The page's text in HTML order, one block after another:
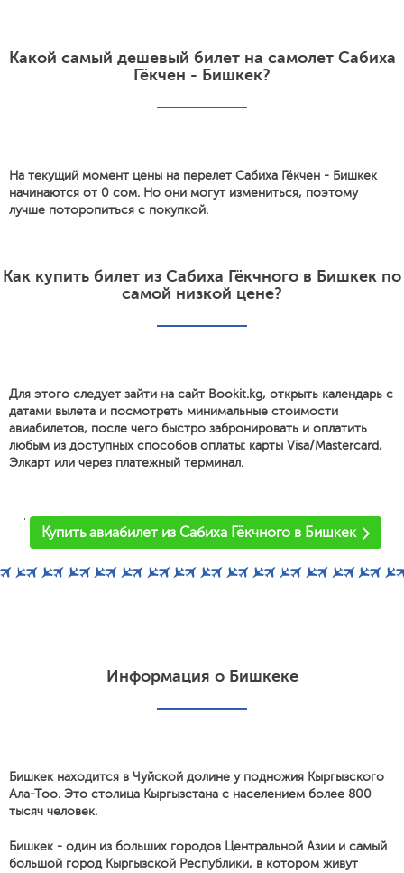
Какой самый дешевый билет на самолет Сабиха
Гёкчен - Бишкек?
На текущий момент цены на перелет Сабиха Гёкчен - Бишкек
начинаются от 0 сом. Но они могут измениться, поэтому
лучше поторопиться с покупкой.
Как купить билет из Сабиха Гёкчного в Бишкек по
самой низкой цене?
Для этого следует зайти на сайт Bookit.kg, открыть календарь с
датами вылета и посмотреть минимальные стоимости
авиабилетов, после чего быстро забронировать и оплатить
любым из доступных способов оплаты: карты Visa/Mastercard,
Элкарт или через платежный терминал.
'
Купить авиабилет из Сабиха Гёкчного в Бишкек
Информация о Бишкеке
Бишкек находится в Чуйской долине у подножия Кыргызского
Ала-Тоо. Это столица Кыргызстана с населением более 800
тысяч человек.
Бишкек - один из больших городов Центральной Азии и самый
большой город Кыргызской Республики, в котором живут